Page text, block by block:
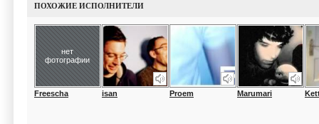
ПОХОЖИЕ ИСПОЛНИТЕЛИ
нет
фотографии
Freescha isan Proem Marumari